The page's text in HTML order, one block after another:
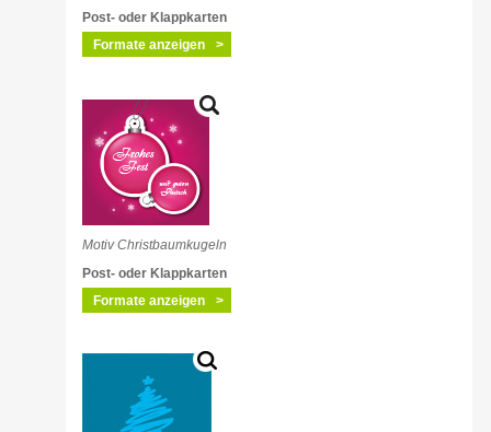
Post- oder Klappkarten
Formate anzeigen
Motiv Christbaumkugeln
Post- oder Klappkarten
Formate anzeigen